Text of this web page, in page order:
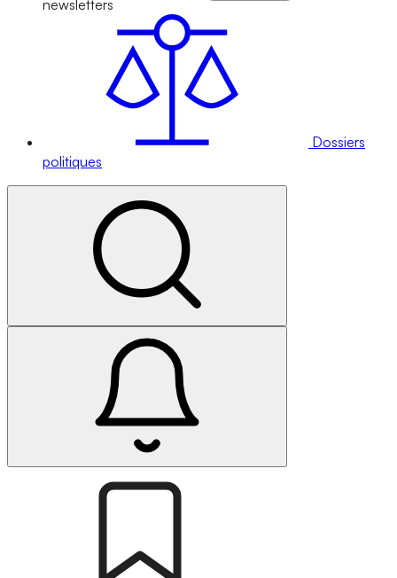
newsletters
Dossiers
politiques